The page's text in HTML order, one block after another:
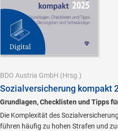
BDO Austria GmbH (Hrsg.)
Sozialversicherung kompakt
Grundlagen, Checklisten und Tipps
Die Komplexität des
führen häufig zu hohen Strafen und